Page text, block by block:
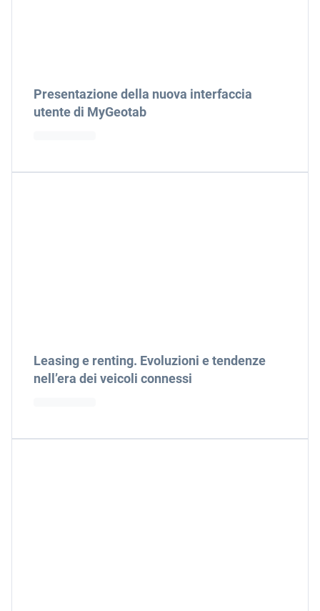
Presentazione della nuova interfaccia
utente di MyGeotab
Leasing e renting. Evoluzioni e tendenze
nell’era dei veicoli connessi